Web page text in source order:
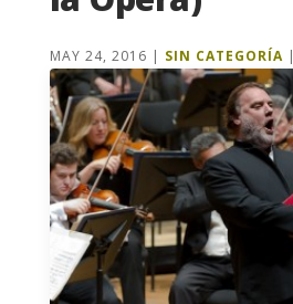
MAY 24, 2016 | SIN CATEGORÍA|